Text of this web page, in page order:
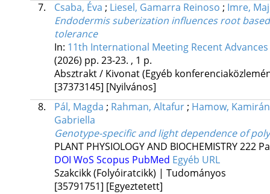
7.
Csaba, Éva ; Liesel, Gamarra Reinoso ; Imre,
Endodermis suberization influences root
tolerance
In: 11th International Meeting Recent
(2026) pp. 23-23. , 1 p.
Absztrakt / Kivonat (Egyéb
[37373145] [Nyilvános]
8.
Pál, Magda ; Rahman, Altafur; Hamow,
Gabriella
Genotype-specific and light dependence of
PLANT PHYSIOLOGY AND BIOCHEMISTRY222
DOI WoS Scopus PubMed Egyéb URL
Szakcikk (Folyóiratcikk) | Tudományos
[35791751] [Egyeztetett]